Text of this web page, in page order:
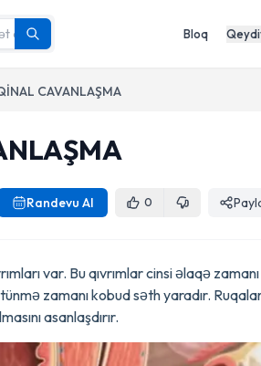
Bloq
CAVANLAŞMA
Randevu Al 0
var. Bu qıvrımlar cinsi əlaqə zamanı
zamanı kobud səth yaradır.
asanlaşdırır.